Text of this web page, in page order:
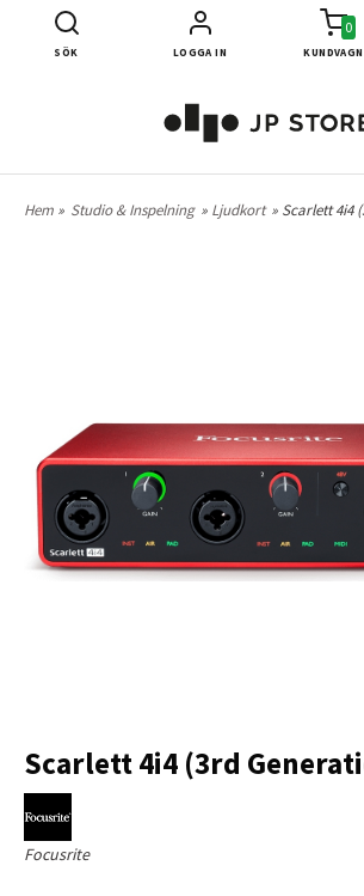
SÖK LOGGA IN
0
KUNDVAGN
Hem » Studio & Inspelning » Ljudkort » Scarlett 4i4
Scarlett 4i4 (3rd
Focusrite